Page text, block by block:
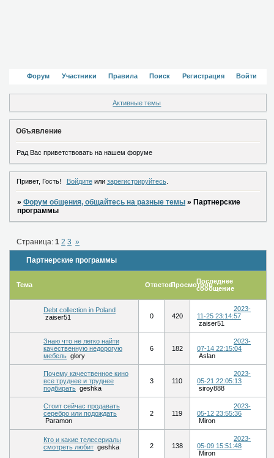
Форум Участники Правила Поиск Регистрация Войти
Активные темы
Объявление
Рад Вас приветствовать на нашем форуме
Привет, Гость! Войдитеили зарегистрируйтесь.
»Форум общения, общайтесь на разные темы »Партнерские
программы
Партнерские программы
Страница:1 2 3 »
Тема ОтветовПросмотровПоследнее
сообщение
Debt collection in Poland
zaiser51
0 420
2023-
11-25 23:14:57
zaiser51
Знаю что не легко найти
качественную недорогую
мебель glory
6 182
2023-
07-14 22:15:04
Aslan
Почему качественное кино
все труднее и труднее
подбирать geshka
3 110
2023-
05-21 22:05:13
siroy888
Стоит сейчас продавать
серебро или подождать
Paramon
2 119
2023-
05-12 23:55:36
Miron
Кто и какие телесериалы
смотреть любит geshka 2 138
2023-
05-09 15:51:48
Miron